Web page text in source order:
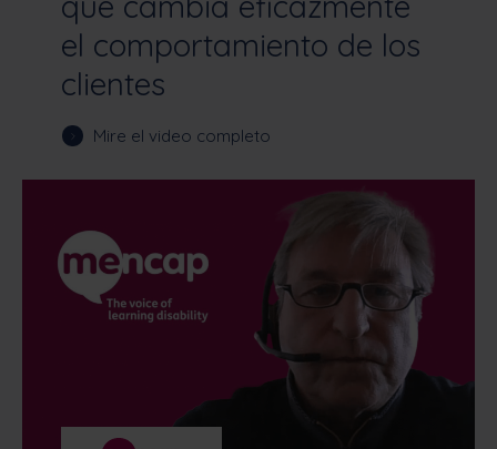
el comportamiento de los
clientes
Mire el video completo